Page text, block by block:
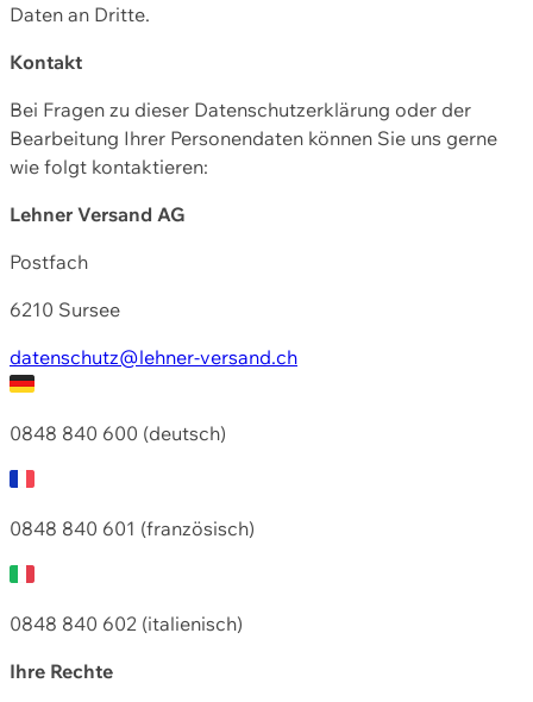
Daten an Dritte.
Kontakt
Bei Fragen zu dieser Datenschutzerklärung oder der
Bearbeitung Ihrer Personendaten können Sie uns gerne
wie folgt kontaktieren:
Lehner Versand AG
Postfach
6210 Sursee
datenschutz@lehner-versand.ch
0848 840 600 (deutsch)
0848 840 601 (französisch)
0848 840 602 (italienisch)
Ihre Rechte